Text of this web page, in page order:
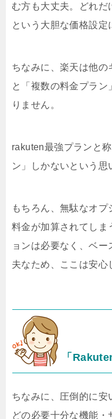
む方も大丈夫。どれだ
という大胆な価格設定
ちなみに、楽天は他の
と「複数の料金プラン
りません。
rakuten最強プランと
ン」しかないという思
もちろん、無駄なオ
料金が加算されてしま
ョンは必要なく、ベ
夫なため、ここは安心
「
ちなみに、圧倒的に安
どの必要十分な機能